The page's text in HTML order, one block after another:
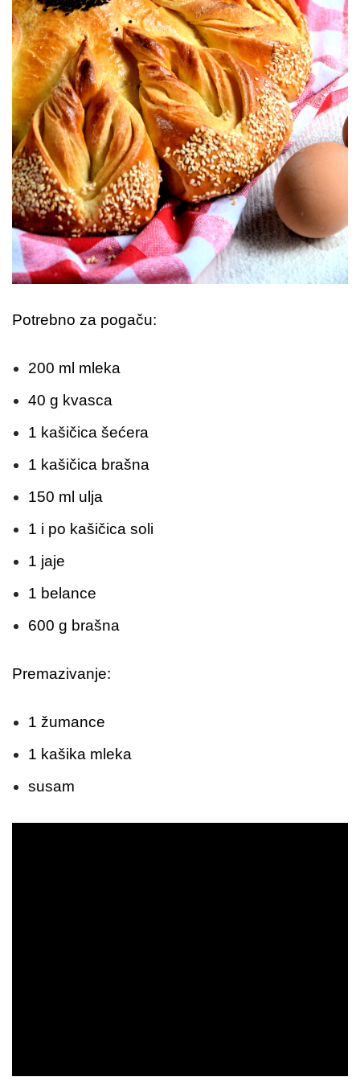
Potrebno za pogaču:
200 ml mleka
40 g kvasca
1 kašičica šećera
1 kašičica brašna
150 ml ulja
1 i po kašičica soli
1 jaje
1 belance
600 g brašna
Premazivanje:
1 žumance
1 kašika mleka
susam